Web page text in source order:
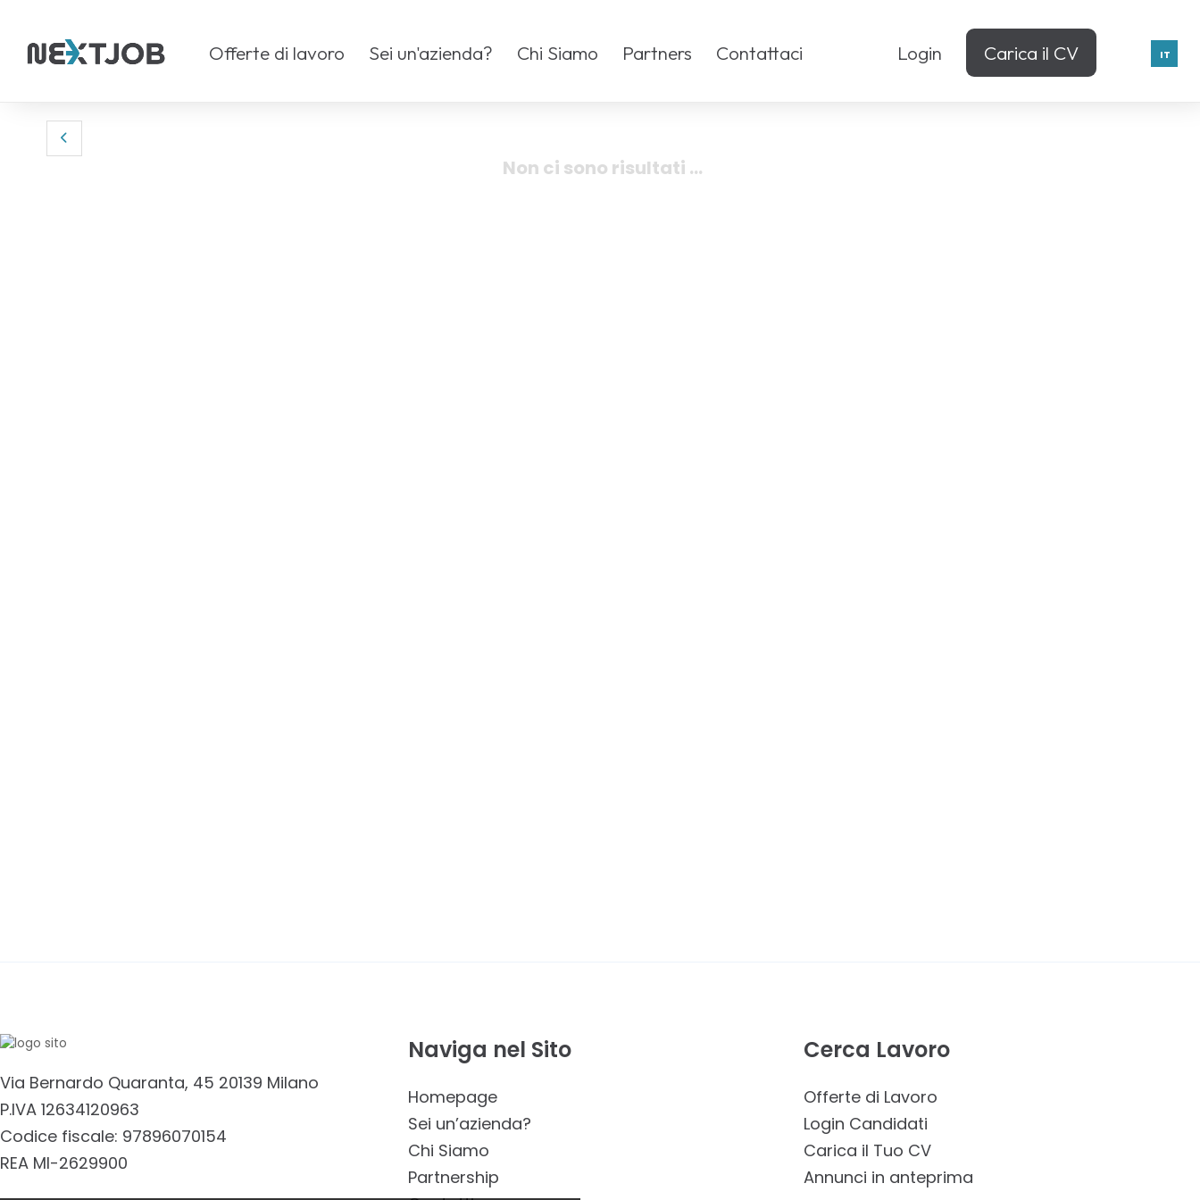
Carica il CV
Offerte di lavoro Sei un'azienda? Chi Siamo Partners Contattaci Login IT
Non ci sono risultati ...
Via Bernardo Quaranta, 45 20139 Milano
P.IVA 12634120963
Codice fiscale: 97896070154
REA MI-2629900
Naviga nel Sito
Homepage
Sei un’azienda?
Chi Siamo
Partnership
Cerca Lavoro
Offerte di Lavoro
Login Candidati
Carica il Tuo CV
Annunci in anteprima